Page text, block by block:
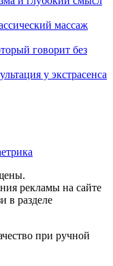
массаж
говорит без
у экстрасенса
рекламы на сайте
в разделе
при ручной